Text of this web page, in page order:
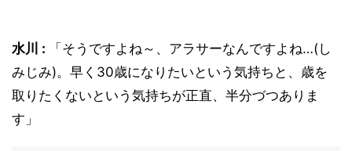
水川 :
「そうですよね～、アラサーなんですよね…(し
みじみ)。早く30歳になりたいという気持ちと、歳を
取りたくないという気持ちが正直、半分づつありま
す」